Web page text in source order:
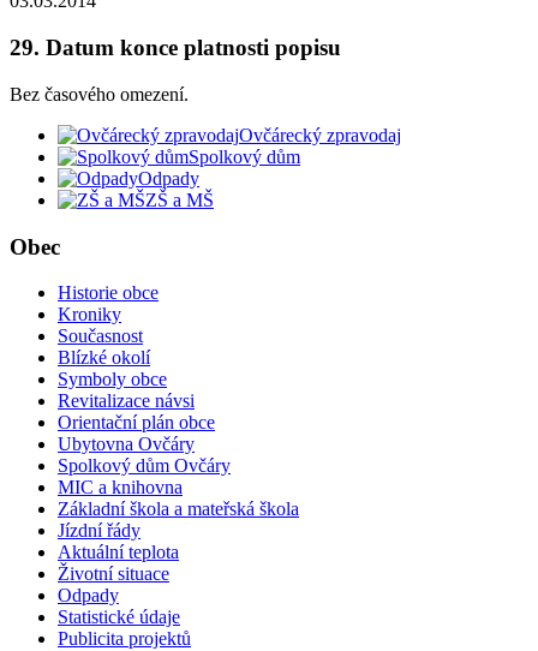
29. Datum konce platnosti popisu
Bez časového omezení.
Ovčárecký zpravodaj
Spolkový dům
Odpady
ZŠ a MŠ
Obec
Historie obce
Kroniky
Současnost
Blízké okolí
Symboly obce
Revitalizace návsi
Orientační plán obce
Ubytovna Ovčáry
Spolkový dům Ovčáry
MIC a knihovna
Základní škola a mateřská škola
Jízdní řády
Aktuální teplota
Životní situace
Odpady
Statistické údaje
Publicita projektů